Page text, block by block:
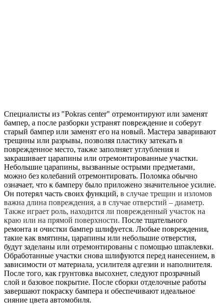
Специалисты из "Pokras center" отремонтируют или заменят
бампер, а после разборки устранят повреждение и соберут
старый бампер или заменят его на новый. Мастера заваривают
трещины или разрывы, позволяя пластику затекать в
поврежденное место, также заполняет углубления и
закрашивает царапины или отремонтированные участки.
Небольшие царапины, вызванные острыми предметами,
можно без колебаний отремонтировать. Поломка обычно
означает, что к бамперу было приложено значительное усилие.
Он потерял часть своих функций, в случае трещин и изломов
важна длина повреждения, а в случае отверстий – диаметр.
Также играет роль, находится ли поврежденный участок на
краю или на прямой поверхности. После тщательного
ремонта и очистки бампер шлифуется. Любые повреждения,
такие как вмятины, царапины или небольшие отверстия,
будут заделаны или отремонтированы с помощью шпаклевки.
Обработанные участки снова шлифуются перед нанесением, в
зависимости от материала, усилителя адгезии и наполнителя.
После того, как грунтовка высохнет, следуют прозрачный
слой и базовое покрытие. После сборки отделочные работы
завершают покраску бампера и обеспечивают идеальное
сияние цвета автомобиля.